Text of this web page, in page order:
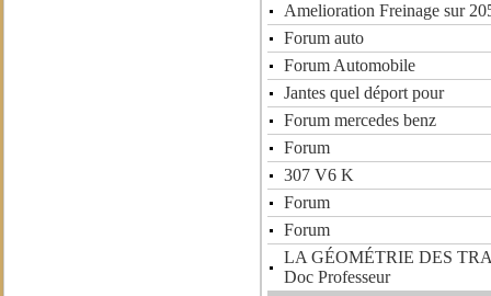
Amelioration Freinage sur
Forum auto
Forum Automobile
Jantes quel déport pour
Forum mercedes benz
Forum
307 V6 K
Forum
Forum
LA GÉOMÉTRIE DES
Doc Professeur